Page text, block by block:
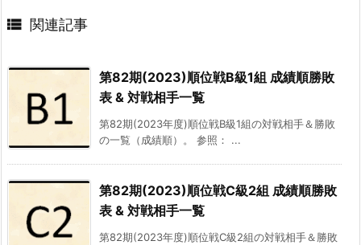
 関連記事
第82期(2023)順位戦B級1組 成績順勝敗
表 & 対戦相手一覧
第82期(2023年度)順位戦B級1組の対戦相手＆勝敗
の一覧（成績順）。 参照： ...
第82期(2023)順位戦C級2組 成績順勝敗
表 & 対戦相手一覧
第82期(2023年度)順位戦C級2組の対戦相手＆勝敗